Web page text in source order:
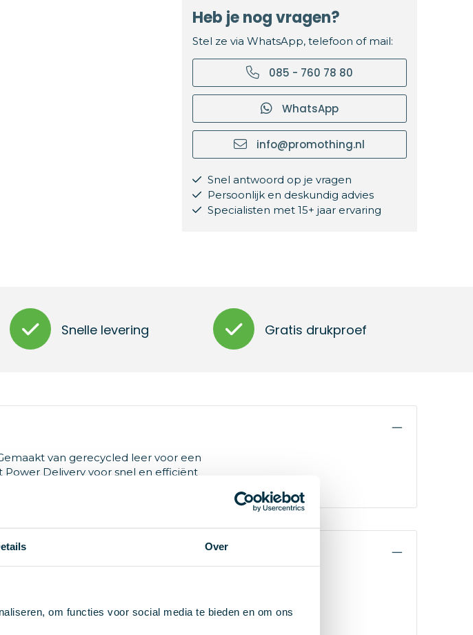
Over
om functies voor social media te bieden en om ons
Heb je nog vragen?
Stel ze via WhatsApp, telefoon of mail:
085 - 760 78 80
WhatsApp
info@promothing.nl
Snel antwoord op je vragen
Persoonlijk en deskundig advies
Specialisten met 15+ jaar ervaring
Snelle levering Gratis drukproef
van gerecycled leer voor een
Power Delivery voor snel en efficiënt